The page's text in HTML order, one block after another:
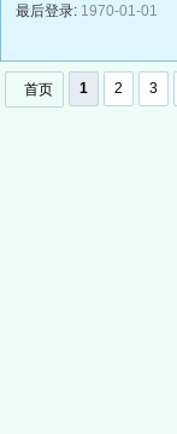
最后登录: 1970-01-01
首页 1 2 3